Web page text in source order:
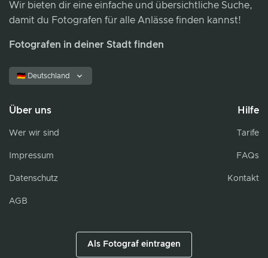
Wir bieten dir eine einfache und übersichtliche Suche,
damit du Fotografen für alle Anlässe finden kannst!
Fotografen in deiner Stadt finden
🇩🇪 Deutschland
Über uns
Wer wir sind
Impressum
Datenschutz
AGB
Hilfe
Tarife
FAQs
Kontakt
Als Fotograf eintragen